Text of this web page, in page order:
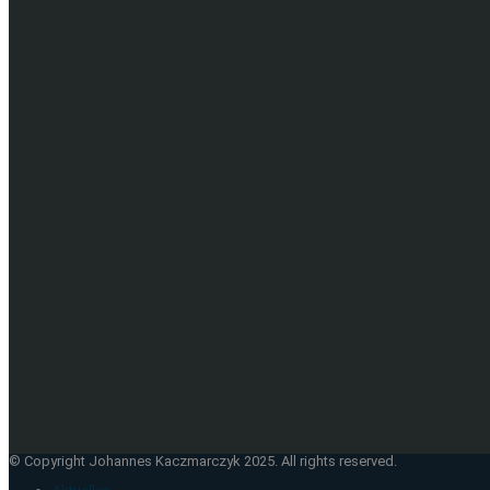
© Copyright Johannes Kaczmarczyk 2025. All rights reserved.